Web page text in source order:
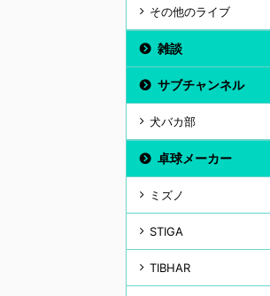
その他のライブ
雑談
サブチャンネル
犬バカ部
卓球メーカー
ミズノ
STIGA
TIBHAR